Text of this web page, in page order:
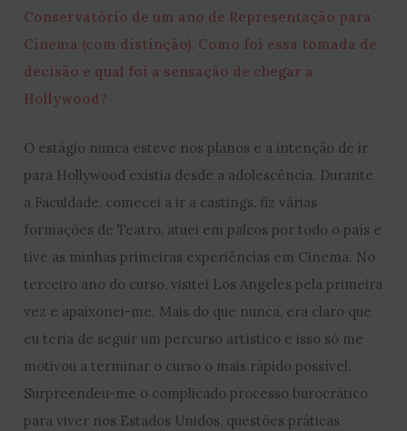
Conservatório de um ano de Representação para
Cinema (com distinção). Como foi essa tomada de
decisão e qual foi a sensação de chegar a
Hollywood?
O estágio nunca esteve nos planos e a intenção de ir
para Hollywood existia desde a adolescência. Durante
a Faculdade, comecei a ir a castings, fiz várias
formações de Teatro, atuei em palcos por todo o país e
tive as minhas primeiras experiências em Cinema. No
terceiro ano do curso, visitei Los Angeles pela primeira
vez e apaixonei-me. Mais do que nunca, era claro que
eu teria de seguir um percurso artístico e isso só me
motivou a terminar o curso o mais rápido possível.
Surpreendeu-me o complicado processo burocrático
para viver nos Estados Unidos, questões práticas